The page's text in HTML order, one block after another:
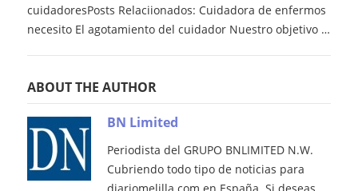
cuidadoresPosts Relaciionados: Cuidadora de enfermos
necesito El agotamiento del cuidador Nuestro objetivo …
ABOUT THE AUTHOR
BN Limited
Periodista del GRUPO BNLIMITED N.W.
Cubriendo todo tipo de noticias para